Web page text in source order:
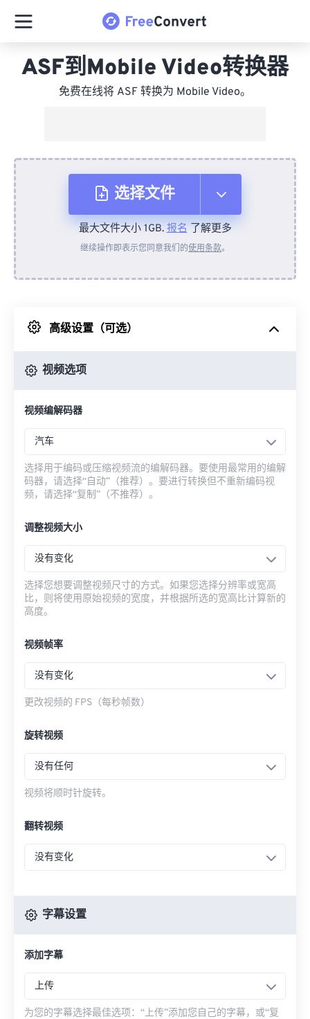
ASF到Mobile Video转换器
免费在线将 ASF 转换为 Mobile Video。
选择文件
从设备
来自 Google Drive
最大文件大小 1GB.报名了解更多
继续操作即表示您同意我们的使用条款。
高级设置（可选）
视频选项
视频编解码器
汽车
选择用于编码或压缩视频流的编解码器。要使用最常用的编解
码器，请选择“自动”（推荐）。要进行转换但不重新编码视
频，请选择“复制”（不推荐）。
调整视频大小
没有变化
选择您想要调整视频尺寸的方式。如果您选择分辨率或宽高
比，则将使用原始视频的宽度，并根据所选的宽高比计算新的
高度。
视频帧率
没有变化
更改视频的 FPS（每秒帧数）
旋转视频
没有任何
视频将顺时针旋转。
翻转视频
没有变化
字幕设置
添加字幕
上传
为您的字幕选择最佳选项：“上传”添加您自己的字幕，或“复